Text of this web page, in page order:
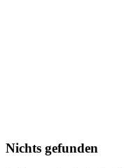
Nichts gefunden